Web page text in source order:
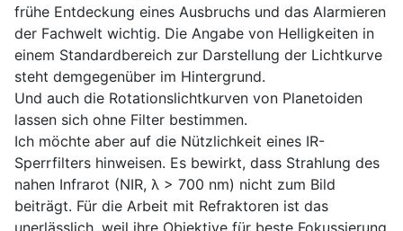
frühe Entdeckung eines Ausbruchs und das Alarmieren
der Fachwelt wichtig. Die Angabe von Helligkeiten in
einem Standardbereich zur Darstellung der Lichtkurve
steht demgegenüber im Hintergrund.
Und auch die Rotationslichtkurven von Planetoiden
lassen sich ohne Filter bestimmen.
Ich möchte aber auf die Nützlichkeit eines IR-
Sperrfilters hinweisen. Es bewirkt, dass Strahlung des
nahen Infrarot (NIR, λ > 700 nm) nicht zum Bild
beiträgt. Für die Arbeit mit Refraktoren ist das
unerlässlich, weil ihre Objektive für beste Fokussierung